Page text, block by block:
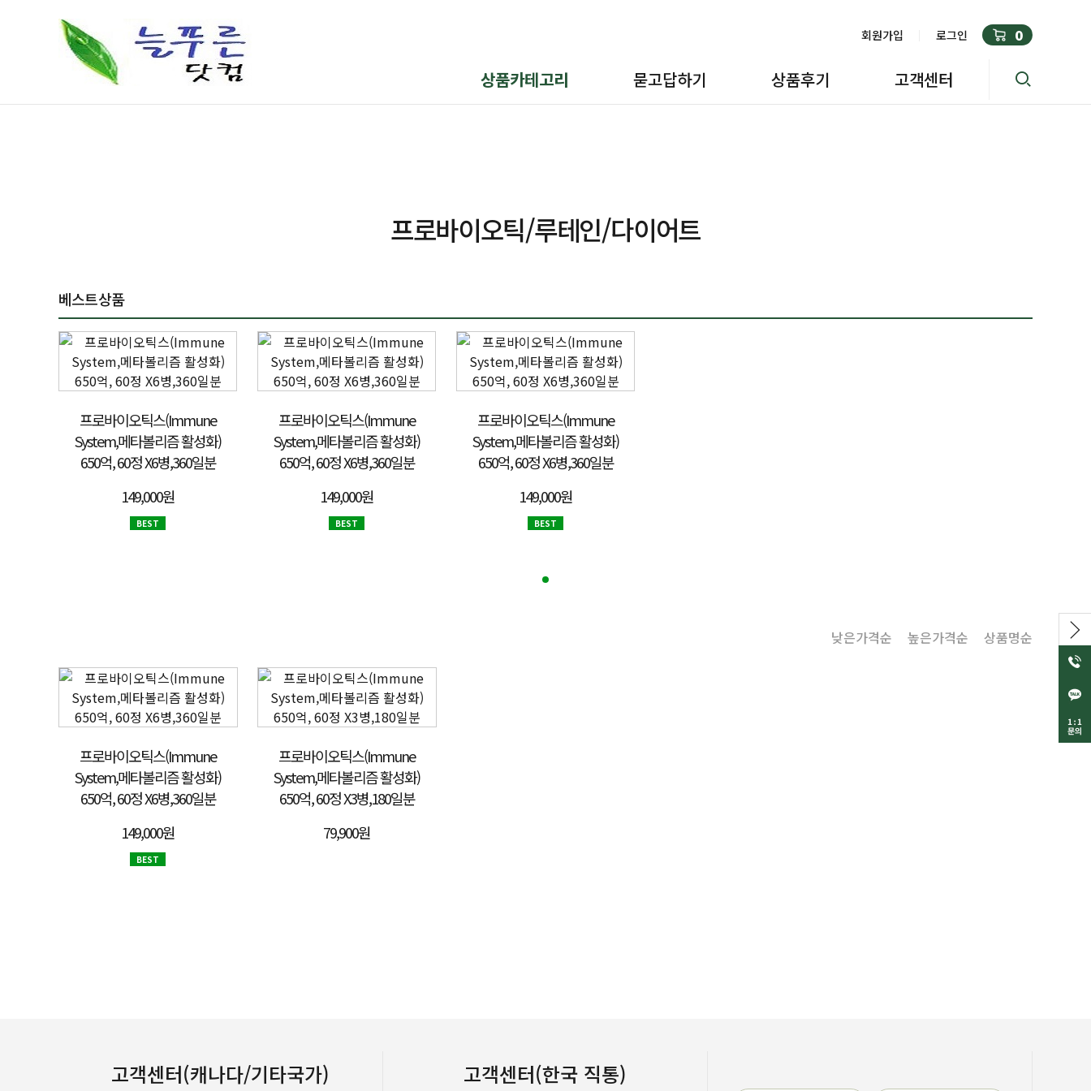
회원가입 로그인 0
상품카테고리 묻고답하기 상품후기 고객센터
프로바이오틱/루테인/다이어트
베스트상품
프로바이오틱스(Immune
System,메타볼리즘 활성화)
650억, 60정 X6병,360일분
149,000원
BEST
프로바이오틱스(Immune
System,메타볼리즘 활성화)
650억, 60정 X6병,360일분
149,000원
BEST
프로바이오틱스(Immune
System,메타볼리즘 활성화)
650억, 60정 X6병,360일분
149,000원
BEST
낮은가격순 높은가격순 상품명순
프로바이오틱스(Immune
System,메타볼리즘 활성화)
650억, 60정 X6병,360일분
149,000원
BEST
프로바이오틱스(Immune
System,메타볼리즘 활성화)
650억, 60정 X3병,180일분
79,900원
고객센터(캐나다/기타국가) 고객센터(한국 직통)